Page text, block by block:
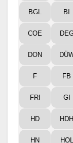
BGL BI
COE
DON
F FB
FRI GI
HD HDH
HN HOL